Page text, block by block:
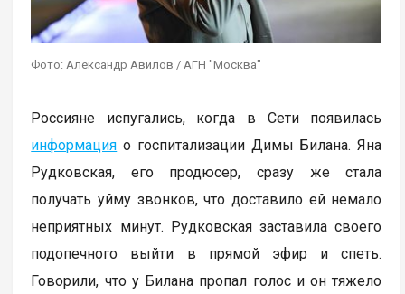
Фото: Александр Авилов / АГН "Москва"
Россияне испугались, когда в Сети появилась
информация о госпитализации Димы Билана. Яна
Рудковская, его продюсер, сразу же стала
получать уйму звонков, что доставило ей немало
неприятных минут. Рудковская заставила своего
подопечного выйти в прямой эфир и спеть.
Говорили, что у Билана пропал голос и он тяжело